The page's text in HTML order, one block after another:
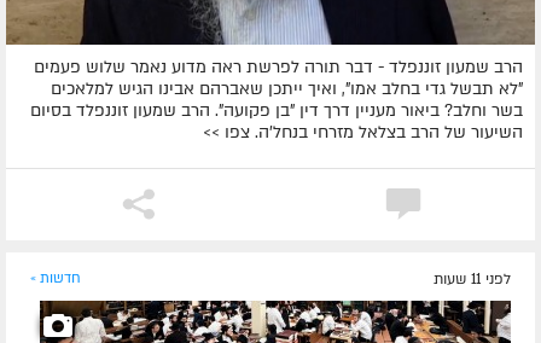
הרב שמעון זוננפלד - דבר תורה לפרשת ראה מדוע נאמר שלוש פעמים
"לא תבשל גדי בחלב אמו", ואיך ייתכן שאברהם אבינו הגיש למלאכים
בשר וחלב? ביאור מעניין דרך דין "בן פקועה". הרב שמעון זוננפלד בסיום
השיעור של הרב בצלאל מזרחי בנחל'ה. צפו >>
לפני 11 שעות חדשות »